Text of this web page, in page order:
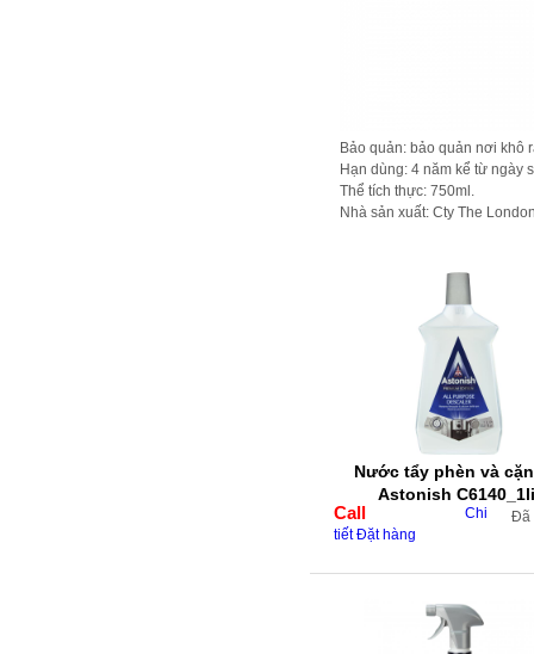
Bảo quản: bảo quản nơi khô
Hạn dùng: 4 năm kể từ ngày
Thể tích thực: 750ml.
Nhà sản xuất: Cty The
Nước tẩy phèn và
Astonish
Call Đã
Chi
tiếtĐặt hàng